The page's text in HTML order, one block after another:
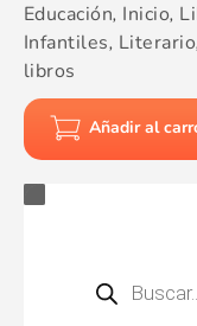
Educación, Inicio,
Infantiles, Literario,
libros
Añadir al